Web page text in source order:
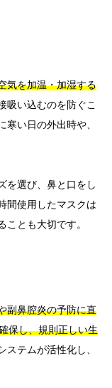
気を加温・加湿する
吸い込むのを防ぐこ
い日の外出時や、
を選び、鼻と口をし
間使用したマスクは
とも大切です。
副鼻腔炎の予防に直
保し、規則正しい生
ステムが活性化し、